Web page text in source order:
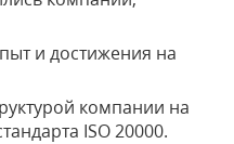
и достижения на
компании на
ISO 20000.